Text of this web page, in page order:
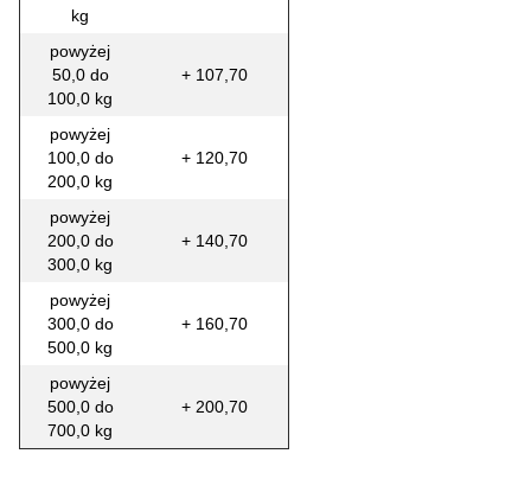
kg
powyżej
50,0 do
100,0 kg
+ 107,70
powyżej
100,0 do
200,0 kg
+ 120,70
powyżej
200,0 do
300,0 kg
+ 140,70
powyżej
300,0 do
500,0 kg
+ 160,70
powyżej
500,0 do
700,0 kg
+ 200,70